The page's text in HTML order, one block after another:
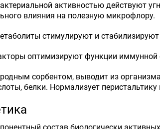
активностью действуют
влияния на полезную микрофлору.
стимулируют и
оптимизируют функции иммунной
сорбентом, выводит из
белки. Нормализует